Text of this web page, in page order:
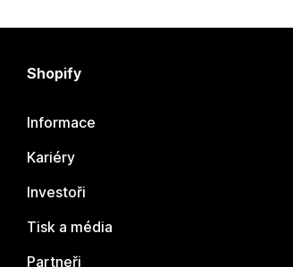
Shopify
Informace
Kariéry
Investoři
Tisk a média
Partneři